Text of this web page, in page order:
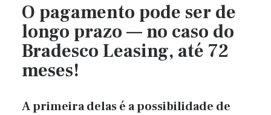
O pagamento pode ser de
longo prazo — no caso do
Bradesco Leasing, até 72
meses!
A primeira delas é a possibilidade de